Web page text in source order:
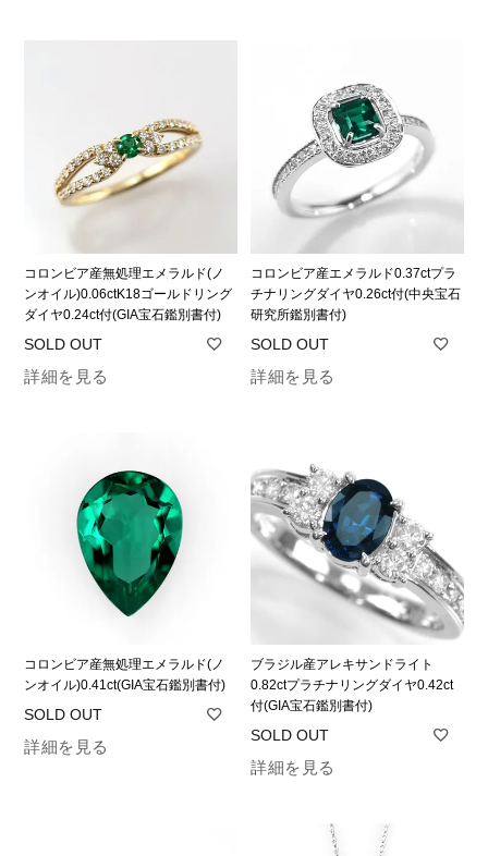
コロンビア産無処理エメラルド(ノ
ンオイル)0.06ctK18ゴールドリング
ダイヤ0.24ct付(GIA宝石鑑別書付)
詳細を見る
コロンビア産エメラルド0.37ctプラ
チナリングダイヤ0.26ct付(中央宝石
研究所鑑別書付)
詳細を見る
コロンビア産無処理エメラルド(ノ
ンオイル)0.41ct(GIA宝石鑑別書付)
詳細を見る
ブラジル産アレキサンドライト
0.82ctプラチナリングダイヤ0.42ct
付(GIA宝石鑑別書付)
詳細を見る